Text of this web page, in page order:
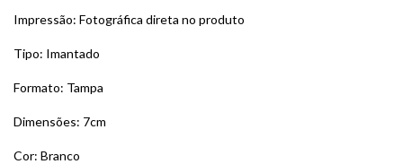
Impressão: Fotográfica direta no produto
Tipo: Imantado
Formato: Tampa
Dimensões: 7cm
Cor: Branco